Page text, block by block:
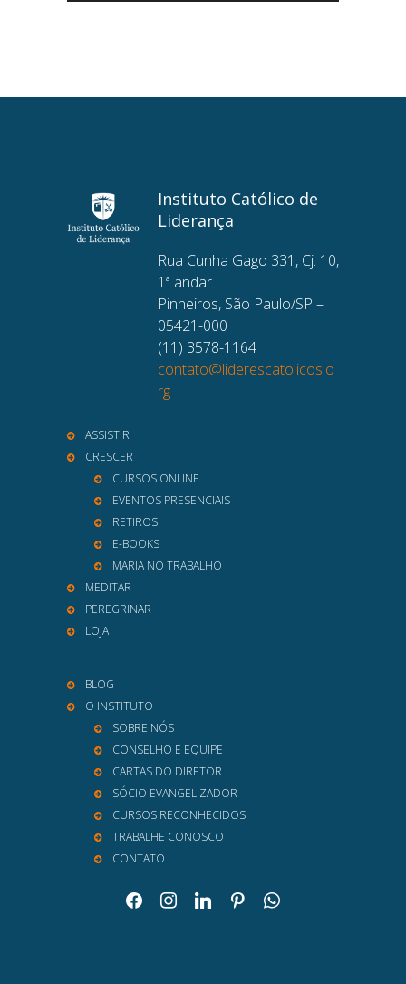
Instituto Católico de
Liderança
Rua Cunha Gago 331, Cj. 10,
1ª andar
Pinheiros, São Paulo/SP –
05421-000
(11) 3578-1164
contato@liderescatolicos.o
rg
ASSISTIR
CRESCER
CURSOS ONLINE
EVENTOS PRESENCIAIS
RETIROS
E-BOOKS
MARIA NO TRABALHO
MEDITAR
PEREGRINAR
LOJA
BLOG
O INSTITUTO
SOBRE NÓS
CONSELHO E EQUIPE
CARTAS DO DIRETOR
SÓCIO EVANGELIZADOR
CURSOS RECONHECIDOS
TRABALHE CONOSCO
CONTATO
facebookinstagramlinkedinpinterestwhatsapp